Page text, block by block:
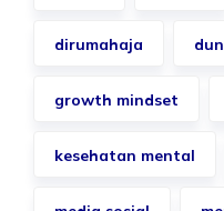
dirumahaja
growth mindset
kesehatan mental